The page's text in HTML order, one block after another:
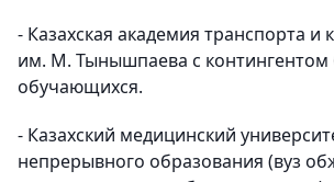
- Казахская академия транспорта и
им. М. Тынышпаева с контингентом
обучающихся.
- Казахский медицинский
непрерывного образования (вуз